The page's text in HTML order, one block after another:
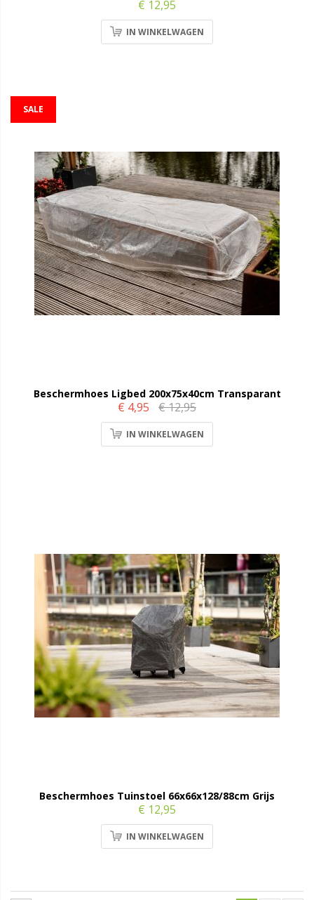
€ 12,95
IN WINKELWAGEN
SALE
Beschermhoes Ligbed 200x75x40cm Transparant
€ 4,95 € 12,95
IN WINKELWAGEN
Beschermhoes Tuinstoel 66x66x128/88cm Grijs
€ 12,95
IN WINKELWAGEN